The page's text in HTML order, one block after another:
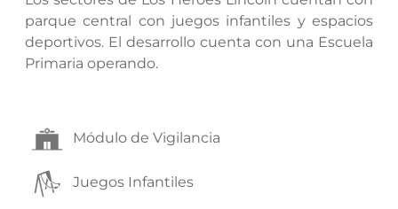
parque central con juegos infantiles y espacios
deportivos. El desarrollo cuenta con una Escuela
Primaria operando.
Módulo de Vigilancia
Juegos Infantiles